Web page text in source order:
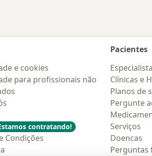
e cookies
para profissionais não
contratando!
Condições
Pacientes
Clínicas e
Planos de
Pergunte
Serviços
Doencas
Perguntas